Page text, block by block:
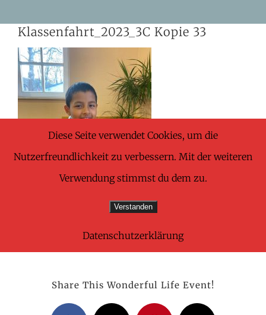
content
Klassenfahrt_2023_3C Kopie 33
Share This Wonderful Life Event!
Diese Seite verwendet Cookies, um die
Nutzerfreundlichkeit zu verbessern. Mit der weiteren
Verwendung stimmst du dem zu.
Verstanden
Datenschutzerklärung